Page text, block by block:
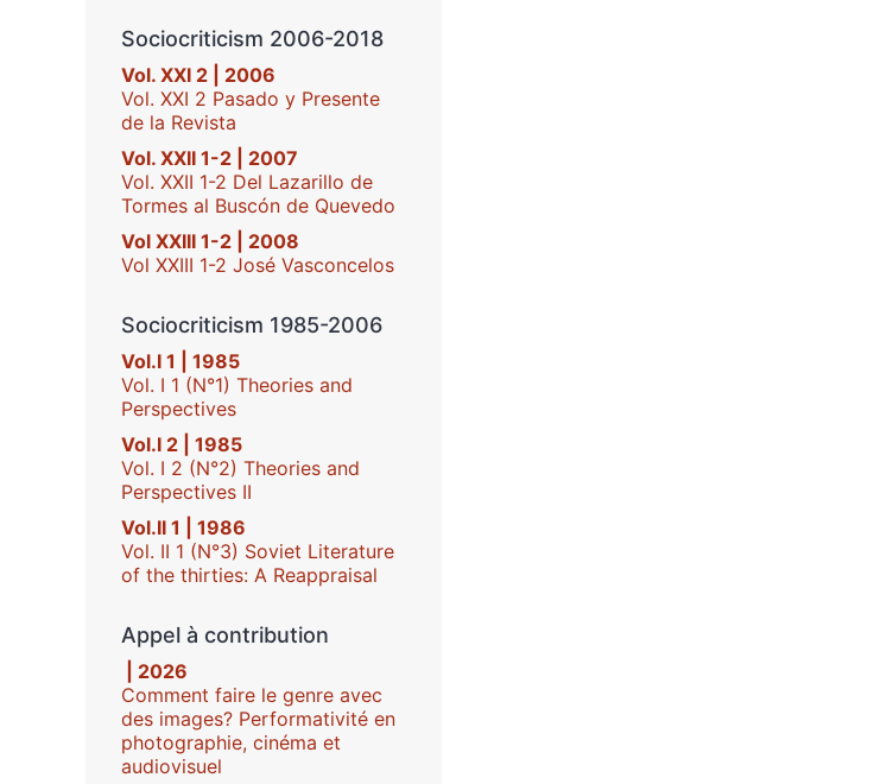
Sociocriticism 2006-2018
Vol. XXI 2 | 2006
Vol. XXI 2 Pasado y Presente
de la Revista
Vol. XXII 1-2 | 2007
Vol. XXII 1-2 Del Lazarillo de
Tormes al Buscón de Quevedo
Vol XXIII 1-2 | 2008
Vol XXIII 1-2 José Vasconcelos
Sociocriticism 1985-2006
Vol.I 1 | 1985
Vol. I 1 (N°1) Theories and
Perspectives
Vol.I 2 | 1985
Vol. I 2 (N°2) Theories and
Perspectives II
Vol.II 1 | 1986
Vol. II 1 (N°3) Soviet Literature
of the thirties: A Reappraisal
Appel à contribution
| 2026
Comment faire le genre avec
des images? Performativité en
photographie, cinéma et
audiovisuel